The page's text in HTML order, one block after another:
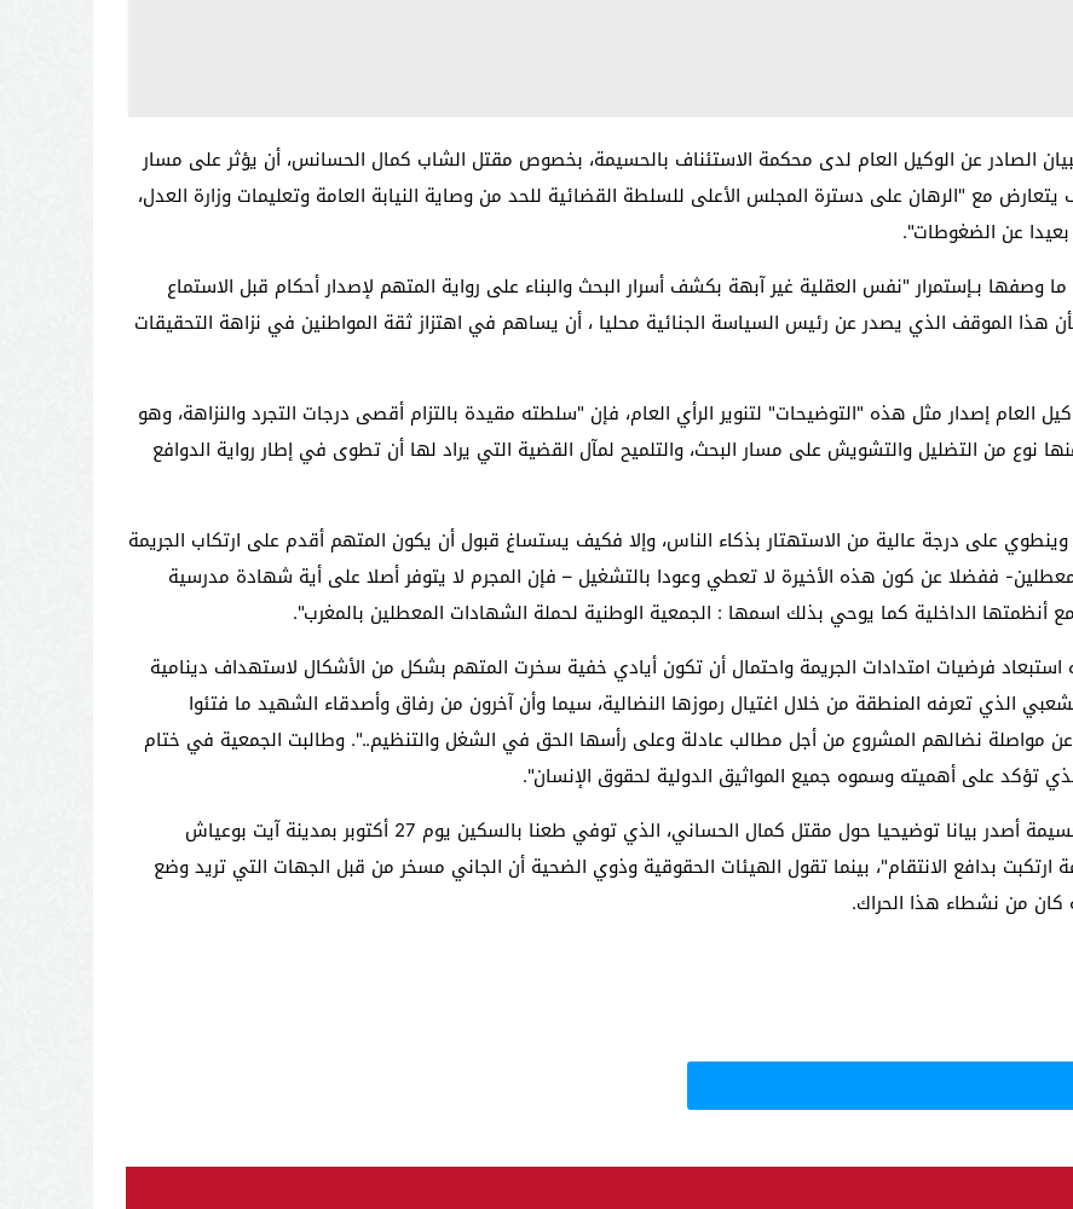
الصادر عن الوكيل العام لدى محكمة الاستئناف بالحسيمة، بخصوص مقتل الشاب كمال الحسانس، أن يؤثر على مسار
مع "الرهان على دسترة المجلس الأعلى للسلطة القضائية للحد من وصاية النيابة العامة وتعليمات وزارة العدل،
عن الضغوطات".
وصفها بـإستمرار "نفس العقلية غير آبهة بكشف أسرار البحث والبناء على رواية المتهم لإصدار أحكام قبل الاستماع
هذا الموقف الذي يصدر عن رئيس السياسة الجنائية محليا ، أن يساهم في اهتزاز ثقة المواطنين في نزاهة التحقيقات
العام إصدار مثل هذه "التوضيحات" لتنوير الرأي العام، فإن "سلطته مقيدة بالتزام أقصى درجات التجرد والنزاهة، وهو
من التضليل والتشويش على مسار البحث، والتلميح لمآل القضية التي يراد لها أن تطوى في إطار رواية الدوافع
وينطوي على درجة عالية من الاستهتار بذكاء الناس، وإلا فكيف يستساغ قبول أن يكون المتهم أقدم على ارتكاب الجريمة
ففضلا عن كون هذه الأخيرة لا تعطي وعودا بالتشغيل – فإن المجرم لا يتوفر أصلا على أية شهادة مدرسية
أنظمتها الداخلية كما يوحي بذلك اسمها : الجمعية الوطنية لحملة الشهادات المعطلين بالمغرب".
استبعاد فرضيات امتدادات الجريمة واحتمال أن تكون أيادي خفية سخرت المتهم بشكل من الأشكال لاستهداف دينامية
فبراير وإخماد الحراك الشعبي الذي تعرفه المنطقة من خلال اغتيال رموزها النضالية، سيما وأن آخرون من رفاق وأصدقاء الشهيد ما فتئوا
مواصلة نضالهم المشروع من أجل مطالب عادلة وعلى رأسها الحق في الشغل والتنظيم..". وطالبت الجمعية في ختام
تؤكد على أهميته وسموه جميع المواثيق الدولية لحقوق الإنسان".
يذكر أن الوكيل العام للملك لدى محكمة الاستئناف بالحسيمة أصدر بيانا توضيحيا حول مقتل كمال الحساني، الذي توفي طعنا بالسكين يوم 27 أكتوبر بمدينة آيت بوعياش
ارتكبت بدافع الانتقام"، بينما تقول الهيئات الحقوقية وذوي الضحية أن الجاني مسخر من قبل الجهات التي تريد وضع
كان من نشطاء هذا الحراك.